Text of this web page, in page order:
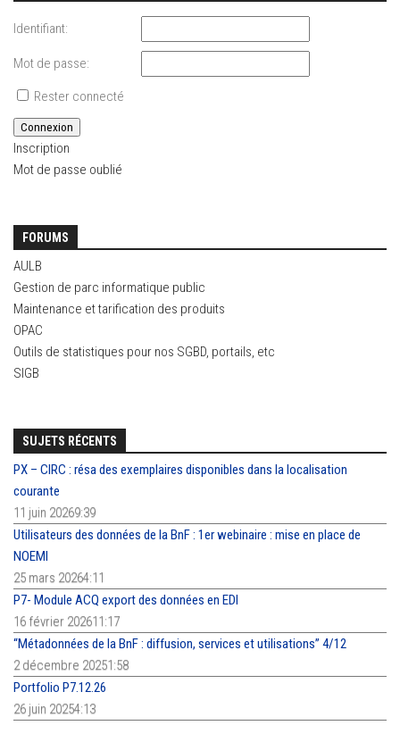
Identifiant:
Mot de passe:
Rester connecté
Connexion
Inscription
Mot de passe oublié
FORUMS
AULB
Gestion de parc informatique public
Maintenance et tarification des produits
OPAC
Outils de statistiques pour nos SGBD, portails, etc
SIGB
SUJETS RÉCENTS
PX – CIRC : résa des exemplaires disponibles dans la localisation
courante
11 juin 20269:39
Utilisateurs des données de la BnF : 1er webinaire : mise en place de
NOEMI
25 mars 20264:11
P7- Module ACQ export des données en EDI
16 février 202611:17
“Métadonnées de la BnF : diffusion, services et utilisations” 4/12
2 décembre 20251:58
Portfolio P7.12.26
26 juin 20254:13